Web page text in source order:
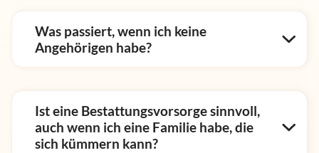
Was passiert, wenn ich keine
Angehörigen habe?
Ist eine Bestattungsvorsorge sinnvoll,
auch wenn ich eine Familie habe, die
sich kümmern kann?